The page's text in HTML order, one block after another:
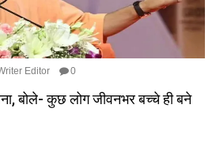
Editor 0
बोले- कुछ लोग जीवनभर बच्चे ही बने